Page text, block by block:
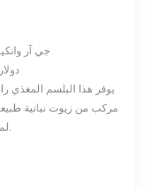
جي آر
10.00
يوفر هذا البلسم المغذي
مركب من زيوت نباتية
لمنح القدمين إحساسًا بالوخز المنعش.